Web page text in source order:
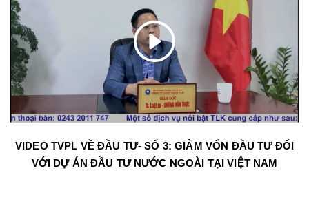
VIDEO TVPL VỀ ĐẦU TƯ- SỐ 3: GIẢM VỐN ĐẦU TƯ ĐỐI
VỚI DỰ ÁN ĐẦU TƯ NƯỚC NGOÀI TẠI VIỆT NAM